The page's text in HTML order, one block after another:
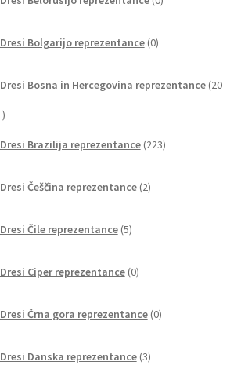
izdelkov
Dresi Bolgarijo reprezentance 0izdelkov
Dresi Bosna in Hercegovina reprezentance 20
20
Dresi Brazilija reprezentance 223izdelkov
Dresi Češčina reprezentance 2izdelka
Dresi Čile reprezentance 5izdelkov
Dresi Ciper reprezentance 0izdelkov
Dresi Črna gora reprezentance 0izdelkov
Dresi Danska reprezentance 3izdelki